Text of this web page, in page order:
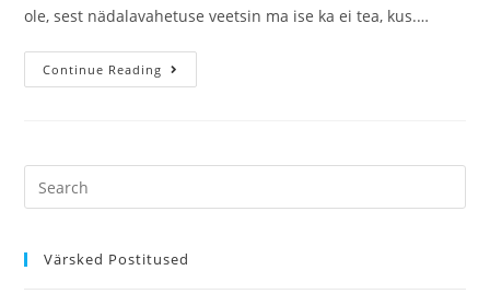
ole, sest nädalavahetuse veetsin ma ise ka ei tea, kus.…
Continue Reading
Värsked Postitused